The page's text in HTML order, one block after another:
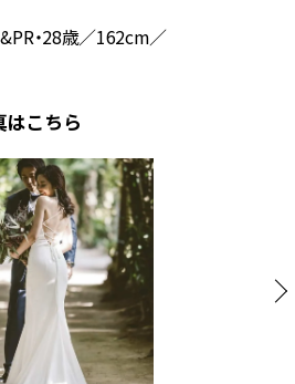
・28歳／162cm／
はこちら